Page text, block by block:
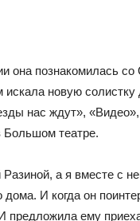
она познакомилась
новую
нас ждут»,
Большом театре.
а я вместе с
И когда он
предложила ему